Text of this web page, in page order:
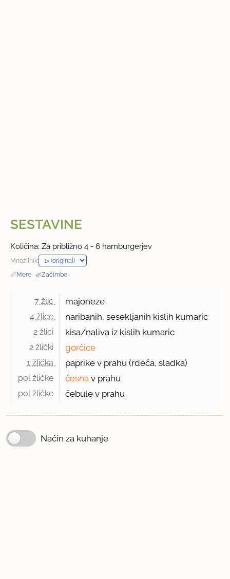
SESTAVINE
Količina: Za približno 4 - 6 hamburgerjev
Množilnik:
📏Mere · 🌿Začimbe
7 žlic majoneze
4 žlice naribanih, sesekljanih kislih kumaric
2 žlici kisa/naliva iz kislih kumaric
2 žlički gorčice
1 žlička paprike v prahu (rdeča, sladka)
pol žličke česna v prahu
pol žličke čebule v prahu
Način za kuhanje